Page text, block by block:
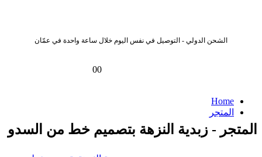
الشحن الدولي - التوصيل في نفس اليوم خلال ساعة واحدة في عمّان
00
Home
المتجر
المتجر - زبدية النزهة بتصميم خط من السدو